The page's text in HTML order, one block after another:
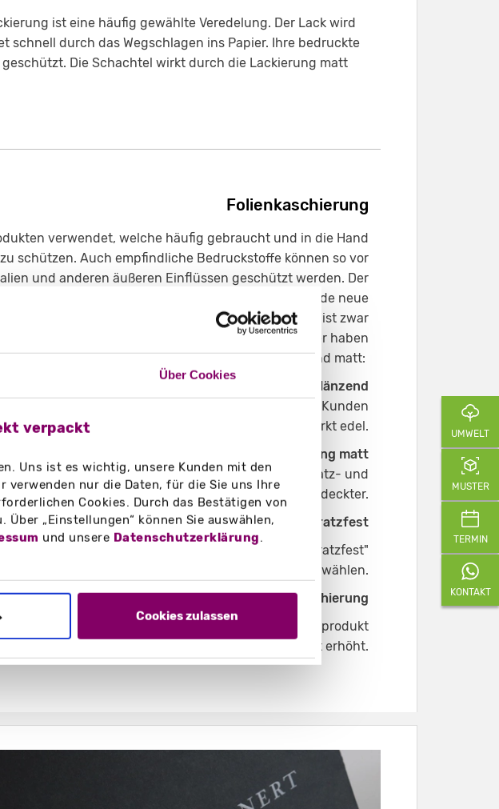
Über Cookies
verpackt
Uns ist es wichtig, unsere Kunden mit den
verwenden nur die Daten, für die Sie uns Ihre
Cookies. Durch das Bestätigen von
Über „Einstellungen“ können Sie auswählen,
und unsere Datenschutzerklärung.
Cookies zulassen
ist eine häufig gewählte Veredelung. Der Lack wird
durch das Wegschlagen ins Papier. Ihre bedruckte
Die Schachtel wirkt durch die Lackierung matt
Folienkaschierung
verwendet, welche häufig gebraucht und in die Hand
schützen. Auch empfindliche Bedruckstoffe können so vor
und anderen äußeren Einflüssen geschützt werden. Der
überzogen, hierdurch entsteht eine spannende neue
ist optisch ansprechend. Eine Folienkaschierung ist zwar
Lebenserwartung für Ihr Produkt mit sich. Auch hier haben
Sie die Möglichkeit zwischen glänzend und matt:
Folienkaschierung glänzend
und glänzend. Dies weckt die Aufmerksamkeit der Kunden
und wirkt edel.
Folienkaschierung matt
Effekt erzielen. Die Verpackung hat eine hohe Kratz- und
wird gehemmt und die Farbe wirkt ein wenig gedeckter.
Folienkaschierung matt kratzfest
wenn Sie die Option "Folienkaschierung matt kratzfest"
auswählen.
Softtouch-Folienkaschierung
weiche Oberfläche. Zudem wird dadurch das Druckprodukt
und Feuchtigkeit geschützt und die Stabilität leicht erhöht.
UMWELT
MUSTER
TERMIN
KONTAKT